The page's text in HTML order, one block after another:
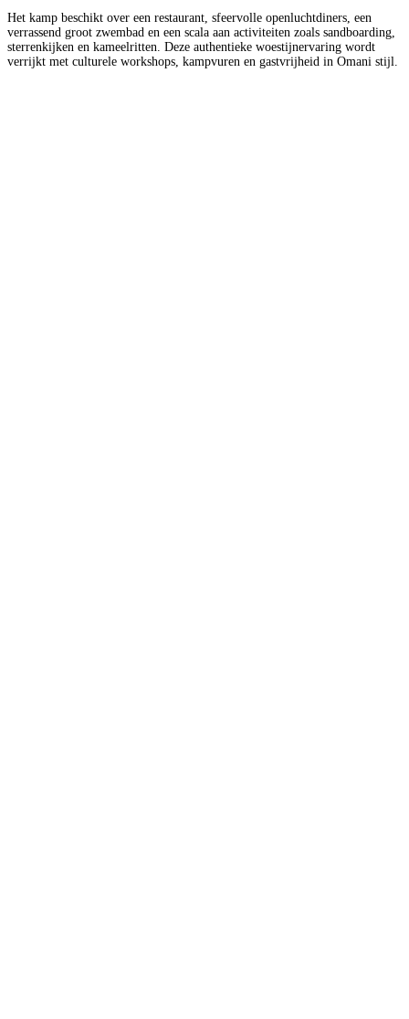
Het kamp beschikt over een restaurant, sfeervolle openluchtdiners, een
verrassend groot zwembad en een scala aan activiteiten zoals sandboarding,
sterrenkijken en kameelritten. Deze authentieke woestijnervaring wordt
verrijkt met culturele workshops, kampvuren en gastvrijheid in Omani stijl.